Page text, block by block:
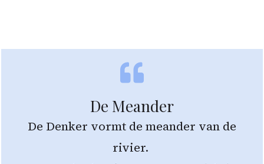
De Meander
De Denker vormt de meander van de
rivier.